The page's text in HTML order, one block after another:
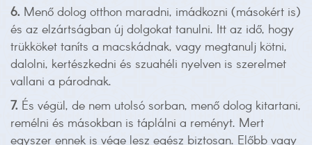
6. Menő dolog otthon maradni, imádkozni (másokért is)
és az elzártságban új dolgokat tanulni. Itt az idő, hogy
trükköket taníts a macskádnak, vagy megtanulj kötni,
dalolni, kertészkedni és szuahéli nyelven is szerelmet
vallani a párodnak.
7. És végül, de nem utolsó sorban, menő dolog kitartani,
remélni és másokban is táplálni a reményt. Mert
egyszer ennek is vége lesz egész biztosan. Előbb vagy